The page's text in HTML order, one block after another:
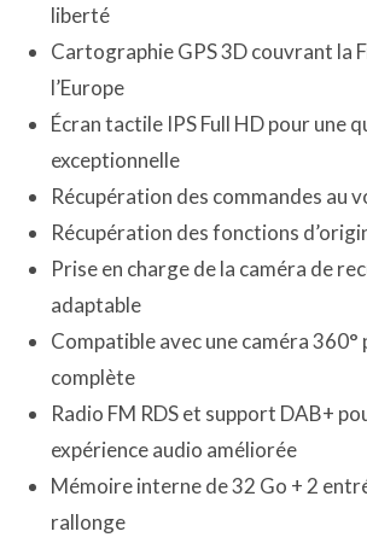
liberté
Cartographie GPS 3D couvrant la
l’Europe
Écran tactile IPS Full HD pour une
exceptionnelle
Récupération des commandes au
Récupération des fonctions
Prise en charge de la caméra de
adaptable
Compatible avec une caméra 360°
complète
Radio FM RDS et support DAB+
expérience audio améliorée
Mémoire interne de 32 Go + 2
rallonge